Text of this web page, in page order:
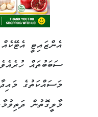
އެންޒައިޓީ
ސަބަބުތައް
މަސައްކަތުގެ
މާލީގޮތުން